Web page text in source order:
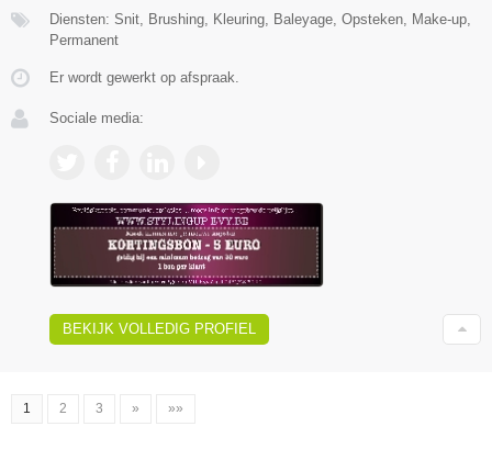
Diensten: Snit, Brushing, Kleuring, Baleyage, Opsteken, Make-up,
Permanent
Er wordt gewerkt op afspraak.
Sociale media:
BEKIJK VOLLEDIG PROFIEL
1 2 3 » »»